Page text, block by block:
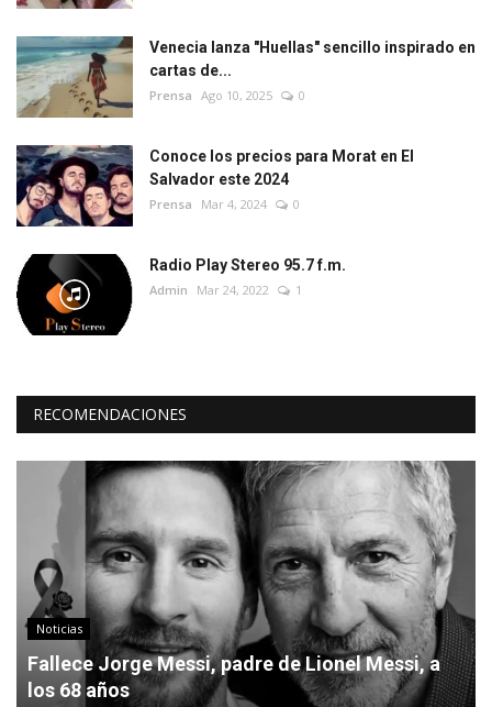
Venecia lanza "Huellas" sencillo inspirado en
cartas de...
Prensa Ago 10, 2025 0
Conoce los precios para Morat en El
Salvador este 2024
Prensa Mar 4, 2024 0
Radio Play Stereo 95.7 f.m.
Admin Mar 24, 2022 1
RECOMENDACIONES
Noticias
Fallece Jorge Messi, padre de Lionel Messi, a
los 68 años